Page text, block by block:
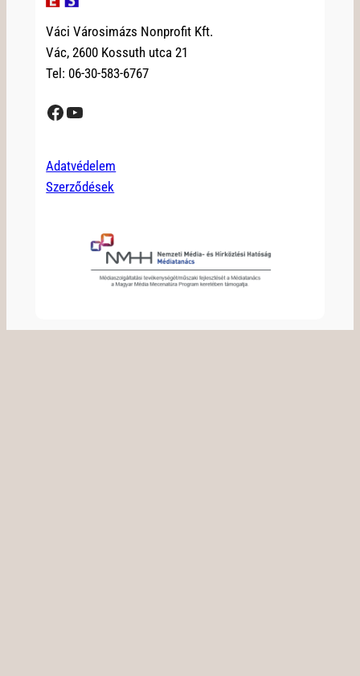
Váci Városimázs Nonprofit Kft.
Vác, 2600 Kossuth utca 21
Tel: 06-30-583-6767
Facebook YouTube
Adatvédelem
Szerződések